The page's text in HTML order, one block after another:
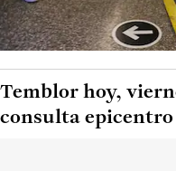
Temblor hoy,
consulta